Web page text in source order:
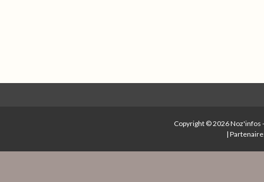
Copyright © 2026Noz'infos
|